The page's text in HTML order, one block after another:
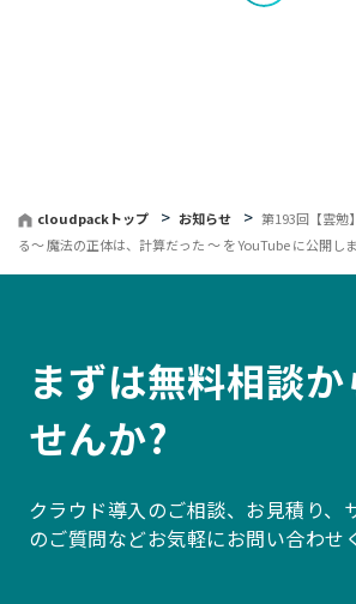
cloudpackトップ お知らせ
第193回【雲勉
る〜 魔法の正体は、計算だった 〜 を YouTube に公開し
まずは無料相談
せんか?
クラウド導入のご相談、お見積り、
のご質問などお気軽にお問い合わせ